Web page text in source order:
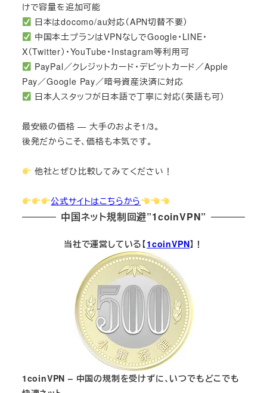
けで容量を追加可能
日本はdocomo/au対応（APN切替不要）
中国本土プランはVPNなしでGoogle・LINE・
X（Twitter）・YouTube・Instagram等利用可
PayPal／クレジットカード・デビットカード／Apple
Pay／Google Pay／暗号資産決済に対応
日本人スタッフが日本語で丁寧に対応（英語も可）
最安級の価格 — 大手のおよそ1/3。
後発だからこそ、価格も本気です。
他社とぜひ比較してみてください！
公式サイトはこちらから
中国ネット規制回避”1coinVPN”
当社で運営している【1coinVPN】！
1coinVPN – 中国の規制を受けずに、いつでもどこでも